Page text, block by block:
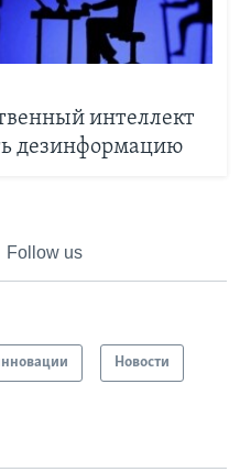
интеллект
дезинформацию
Follow us
Новости